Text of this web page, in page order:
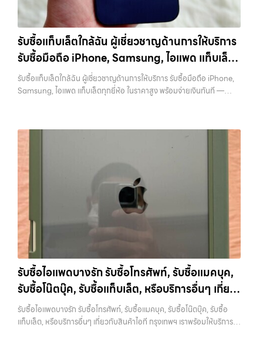
วังหิน อย่างเต็มที่ ไม่ว่าคุณจะค้นหาคำว่า “รับซื้อมือถือใกล้ฉัน”, “รับซื้อ
โทรศัพท์มือสองกรุงเทพ”, “ขาย iPad ได้ราคา”, “รับซื้อแท็บเล็ต กรุงเทพ
ถึงที่”, หรือ “รับซื้อ Samsung มือสอง ราคาสูง” — ที่นี่คือคำตอบ เพราะ
บริการของเรามุ่งตรงให้คุณได้รับราคาและความสะดวกสบายที่เหนือกว่า
เลือกเราแล้วคุณจะได้บริการที่คุณไว้วางใจ พร้อมทีมงานที่พร้อมอำนวย
ความสะดวก นัดรับถึงที่ ตรวจสภาพอย่างมืออาชีพ และจ่ายเงินทันที
ทั้งหมดนี้เพื่อให้การขายอุปกรณ์ของคุณเป็นเรื่องง่ายขึ้น ดีกว่า รวดเร็วกว่า
และคุ้มค่ากว่า ทำไมต้องเลือกเรา ผู้เชี่ยวชาญด้านการให้บริการ รับซื้อมือถือ
วังหินไม่ว่าคุณจะต้องการ รับซื้อโทรศัพท์, รับซื้อแมคบุค, รับซื้อโน๊ตบุ๊ค, รับ
ครอบคลุมพื้นที่ ลาดพร้าว, รัชดา, บางรัก, แจ้งวัฒนะ, บางแค, วัชรพล,
รามอินทรา และเขตกรุงเทพฯ ใกล้ “ใกล้ ฉัน” ที่สุด ในยุคที่สมาร์ทโฟน
แท็บเล็ต และอุปกรณ์ไอทีใหม่ๆ เปลี่ยนรุ่นกันแทบทุกช่วงเวลา อุปกรณ์ที่คุณ
ใช้แล้วอาจกลายเป็นของที่ไม่ได้ใช้งานอยู่เฉยๆ เว็บไซต์ของเราจึงเกิดขึ้นเพื่อ
เป็นทางเลือกให้คุณสามารถเปลี่ยนอุปกรณ์ที่ไม่ใช้แล้วให้กลายเป็นเงินสดได้
ทันที ด้วยบริการ รับซื้อไอโฟน, รับซื้อไอแพด, รับซื้อมือถือ, รับซื้อโทรศัพท์,
รับซื้อโน๊ตบุ๊ค, รับซื้อแท็บเล็ต, รับซื้อสินค้าไอทีกรุงเทพมหานคร อย่างครบ
วงจร ไม่ว่าคุณจะอยู่โซนเมืองหรือเขตชานเมือง เรามีทีมงานพร้อมให้บริการ
ทรัพย์สินที่มีมูลค่า คุณอาจต้องการเปลี่ยนรุ่น หรือต้องการเงินด่วน เราจึง
มอบบริการประเมินสภาพเครื่อง ฟรี ปราบปรามความยุ่งยากทั้งหลาย โดย
เน้น โปร่งใส มั่นใจได้ และจ่ายเงินทันทีเมื่อตกลงซื้อขายสำเร็จ บริการของเรา
ครอบคลุมทั้ง iPhone สายใหม่-เก่า, Samsung ทุกรุ่น, iPad และแท็บเล็ต
ทุกแบรนด์ เรารับถึงแม้จะอยู่ในสภาพใช้งานแล้ว ตกแต่งแล้ว หรือมีรอยบ้าง
เพราะมูลค่าของเครื่องไม่ได้ขึ้นอยู่แค่ยี่ห้อ แต่ขึ้นอยู่กับสภาพจริง ความครบ
ชุด และความสะดวกในการขายของคุณ เราจึงตั้งใจให้บริการในเขต
ลาดพร้าว, รัชดา, บางรัก, แจ้งวัฒนะ, บางแค, วัชรพล, รามอินทรา, บางนา,
บางพลี, เกษตรนวมินทร์, เสนานิคม, วังหิน อย่างเต็มที่ ไม่ว่าคุณจะค้นหาคำ
ว่า “รับซื้อมือถือใกล้ฉัน”, “รับซื้อโทรศัพท์มือสองกรุงเทพ”, “ขาย iPad ได้
ราคา”, “รับซื้อแท็บเล็ต กรุงเทพถึงที่”, หรือ “รับซื้อ Samsung มือสอง
ราคาสูง” — ที่นี่คือคำตอบ เพราะบริการของเรามุ่งตรงให้คุณได้รับราคาและ
ความสะดวกสบายที่เหนือกว่า เลือกเราแล้วคุณจะได้บริการที่คุณไว้วางใจ
พร้อมทีมงานที่พร้อมอำนวยความสะดวก นัดรับถึงที่ ตรวจสภาพอย่างมือ
อาชีพ และจ่ายเงินทันที ทั้งหมดนี้เพื่อให้การขายอุปกรณ์ของคุณเป็นเรื่อง
ง่ายขึ้น ดีกว่า รวดเร็วกว่า และคุ้มค่ากว่า ทำไมต้องเลือกเรา ผู้เชี่ยวชาญด้าน
การให้บริการ รับซื้อมือถือ iPhone, Samsung, ไอแพด แท็บเล็ตทุกยี่ห้อ ใน
รับซื้อแท็บเล็ตใกล้ฉัน ผู้เชี่ยวชาญด้านการให้บริการ
รับซื้อมือถือ iPhone, Samsung, ไอแพด แท็บเล็ต
ทุกยี่ห้อ ในราคาสูง พร้อมจ่ายเงินทันที
รับซื้อแท็บเล็ตใกล้ฉัน ผู้เชี่ยวชาญด้านการให้บริการ รับซื้อมือถือ iPhone,
Samsung, ไอแพด แท็บเล็ตทุกยี่ห้อ ในราคาสูง พร้อมจ่ายเงินทันที —
วัชรพล รามอินทรา รับซื้อแท็บเล็ตใกล้ฉัน — ผู้เชี่ยวชาญด้านการให้บริการ
พร้อมจ่ายเงินทันที รับซื้อแท็บเล็ตใกล้ฉัน ผู้เชี่ยวชาญด้านการให้บริการ รับ
ซื้อมือถือ iPhone, Samsung, ไอแพด แท็บเล็ตทุกยี่ห้อ ในราคาสูง พร้อม
จ่ายเงินทันที รับซื้อ Samsung… รับซื้อแท็บเล็ตใกล้ฉัน รับซื้อ Samsung
และมือถือ Android ทุกยี่ห้อ ไม่ว่าจะรุ่นใหม่หรือรุ่นเก่า ประสบการณ์เหนือ
ระดับกับการ รับซื้อไอโฟน, รับซื้อไอแพด, รับซื้อมือถือ ยินดีต้อนรับสู่ “รับซื้อ
ขายมือถือ.com” เว็บไซต์ที่คุณไว้วางใจได้ สำหรับบริการ รับซื้อ มือถือ
iPhone, Samsung, iPad, แท็บเล็ต ทุกยี่ห้อ ให้ราคาสูง พร้อมจ่ายเงิน
ทันที ครอบคลุมพื้นที่ ลาดพร้าว, รัชดา, บางรัก, แจ้งวัฒนะ, บางแค, วัชรพล,
รามอินทรา และเขตกรุงเทพฯ ใกล้ “ใกล้ ฉัน” ที่สุด ในยุคที่สมาร์ทโฟน
แท็บเล็ต และอุปกรณ์ไอทีใหม่ๆ เปลี่ยนรุ่นกันแทบทุกช่วงเวลา อุปกรณ์ที่คุณ
ใช้แล้วอาจกลายเป็นของที่ไม่ได้ใช้งานอยู่เฉยๆ เว็บไซต์ของเราจึงเกิดขึ้นเพื่อ
เป็นทางเลือกให้คุณสามารถเปลี่ยนอุปกรณ์ที่ไม่ใช้แล้วให้กลายเป็นเงินสดได้
ทันที ด้วยบริการ รับซื้อไอโฟน, รับซื้อไอแพด, รับซื้อมือถือ, รับซื้อโทรศัพท์,
รับซื้อโน๊ตบุ๊ค, รับซื้อแท็บเล็ต, รับซื้อสินค้าไอทีกรุงเทพมหานคร อย่างครบ
วงจร ไม่ว่าคุณจะอยู่โซนเมืองหรือเขตชานเมือง เรามีทีมงานพร้อมให้บริการ
รับซื้อไอแพดบางรัก รับซื้อโทรศัพท์, รับซื้อแมคบุค,
รับซื้อโน๊ตบุ๊ค, รับซื้อแท็บเล็ต, หรือบริการอื่นๆ เกี่ยว
กับสินค้าไอที กรุงเทพฯ เราพร้อมให้บริการครบวงจร
รับซื้อไอแพดบางรัก รับซื้อโทรศัพท์, รับซื้อแมคบุค, รับซื้อโน๊ตบุ๊ค, รับซื้อ
แท็บเล็ต, หรือบริการอื่นๆ เกี่ยวกับสินค้าไอที กรุงเทพฯ เราพร้อมให้บริการ